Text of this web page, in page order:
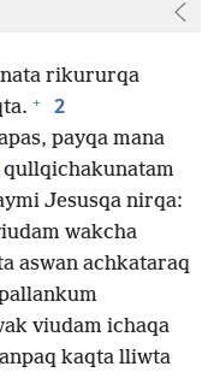
rikururqa
+ 2
payqa mana
qullqichakunatam
Jesusqa nirqa:
wakcha
aswan achkataraq
viudam ichaqa
kaqta lliwta